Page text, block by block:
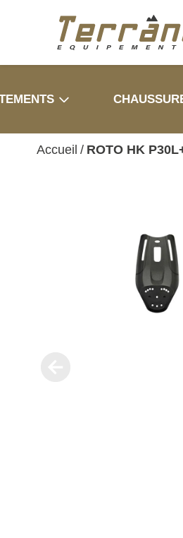
Accueil / ROTO HK